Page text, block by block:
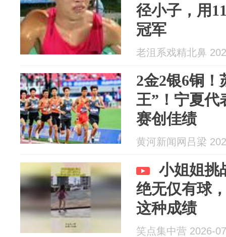
径小子，用
冠军
老沮系戏精北鼻
2金2银6铜！
王”！宁夏代
赛创佳绩
黄河新闻网吕梁
小姐姐挑
绝无仅有球
这种成绩
笑点集中营 2026-